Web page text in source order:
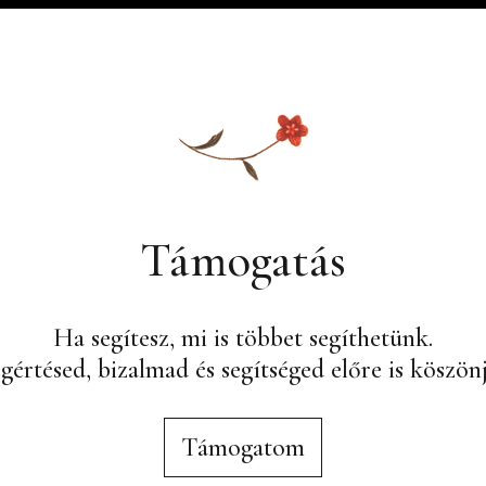
Támogatás
Ha segítesz, mi is többet segíthetünk.
bizalmad és segítséged előre is
Támogatom